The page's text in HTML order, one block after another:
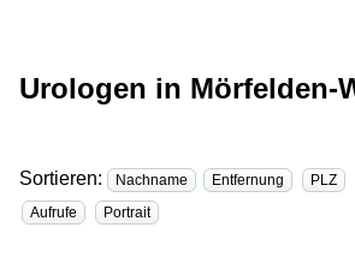
Urologen in Mörfelden-
Sortieren: Nachname Entfernung PLZ
Aufrufe
Portrait